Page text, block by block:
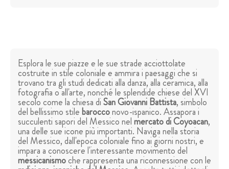
Esplora le sue piazze e le sue strade acciottolate
costruite in stile coloniale e ammira i paesaggi che si
trovano tra gli studi dedicati alla danza, alla ceramica, alla
fotografia o all'arte, nonché le splendide chiese del XVI
secolo come la chiesa diSan Giovanni Battista, simbolo
del bellissimo stilebarocconovo-ispanico. Assapora i
succulenti sapori del Messico nelmercato di Coyoacan,
una delle sue icone più importanti. Naviga nella storia
del Messico, dall'epoca coloniale fino ai giorni nostri, e
impara a conoscere l'interessante movimento del
messicanismoche rappresenta una riconnessione con le